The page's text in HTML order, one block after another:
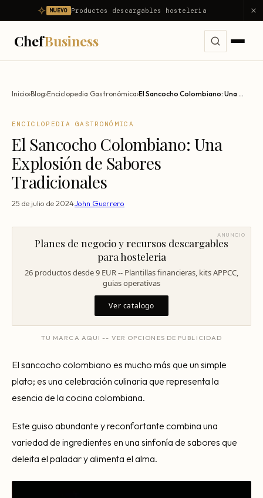
NUEVO Productos descargables hosteleria
ChefBusiness
Dirección Gastronómica Outsourcing
Asesor Gastronómico
Consultor de Restaurantes
Consultoría Hostelería
Apertura de Restaurantes
Mentoría Gastronómica
Transformación Digital
Arquitectura Gastronómica
Inversores Internacionales
Ver todos los problemas →
Mi restaurante no es rentable
Mi restaurante pierde dinero
Reducir food cost
Escandallos de restaurante
Carta rentable
Atraer clientes
Falta de personal
Cuánto cuesta abrir
Plan de negocio
Permisos en Madrid
Diagnóstico
Productos
Nosotros
Solicitar diagnóstico
Inicio›Blog›Enciclopedia Gastronómica› El Sancocho Colombiano: Una Explosión de Sabores Tradicionales
ENCICLOPEDIA GASTRONÓMICA
El Sancocho Colombiano: Una
Explosión de Sabores
Tradicionales
25 de julio de 2024John Guerrero
ANUNCIO
Planes de negocio y recursos descargables
para hosteleria
26 productos desde 9 EUR -- Plantillas financieras, kits APPCC,
guias operativas
Ver catalogo
TU MARCA AQUI -- VER OPCIONES DE PUBLICIDAD
El sancocho colombiano es mucho más que un simple
plato; es una celebración culinaria que representa la
esencia de la cocina colombiana.
Este guiso abundante y reconfortante combina una
variedad de ingredientes en una sinfonía de sabores que
deleita el paladar y alimenta el alma.